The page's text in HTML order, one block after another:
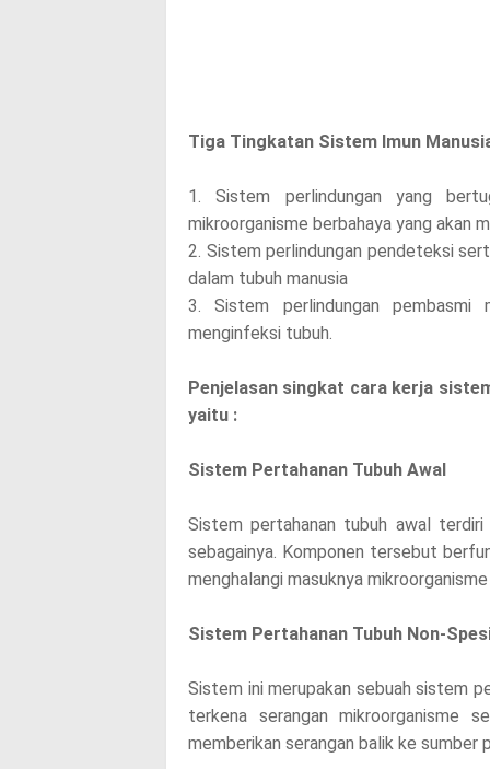
p
l
a
e
!
Tiga Tingkatan Sistem Imun
1. Sistem perlindungan yang
mikroorganisme berbahaya yang akan
2. Sistem perlindungan pendeteksi
dalam tubuh manusia
3. Sistem perlindungan pembasmi
menginfeksi tubuh.
Penjelasan singkat cara kerja
yaitu :
Sistem Pertahanan Tubuh Awal
Sistem pertahanan tubuh awal
sebagainya. Komponen tersebut
menghalangi masuknya
Sistem Pertahanan Tubuh Non-
Sistem ini merupakan sebuah sistem
terkena serangan mikroorganisme
memberikan serangan balik ke sumber